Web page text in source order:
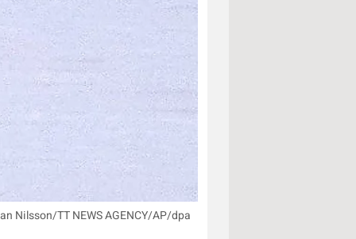
Nilsson/TT NEWS AGENCY/AP/dpa